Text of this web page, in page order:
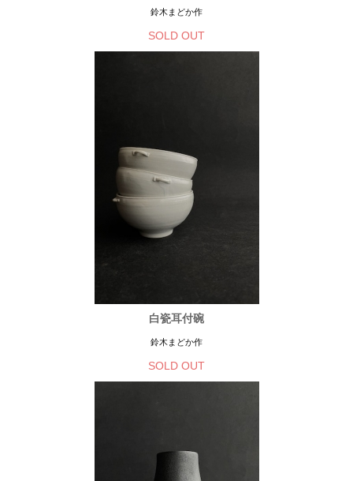
鈴木まどか作
SOLD OUT
白瓷耳付碗
鈴木まどか作
SOLD OUT